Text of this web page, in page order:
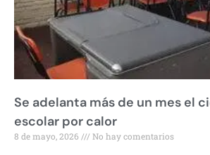
Se adelanta más de un mes el
escolar por calor
8 de mayo, 2026 No hay comentarios